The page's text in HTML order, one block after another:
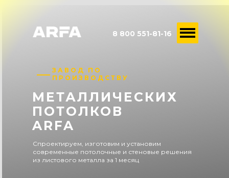
МЕТАЛЛИЧЕСКИХ
ПОТОЛКОВ
ARFA
Спроектируем, изготовим и установим
современные потолочные и стеновые решения
из листового металла за 1 месяц
ЗАВОД ПО
ПРОИЗВОДСТВУ
8 800 551-81-16